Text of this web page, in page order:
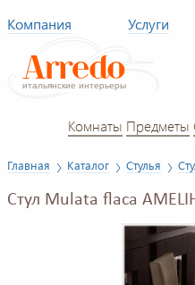
Компания Услуги
Комнаты Предметы
Главная Каталог Стулья
Стул Mulata flaca